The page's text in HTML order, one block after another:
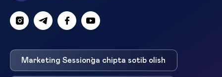
Marketing Session`ga chipta sotib olish